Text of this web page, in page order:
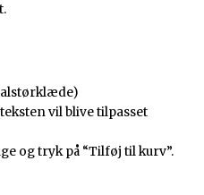
vil blive tilpasset
og tryk på “Tilføj til kurv”.